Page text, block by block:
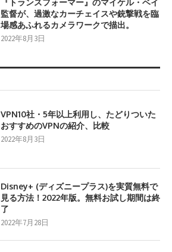
『トランスフォーマー』のマイケル・ベイ
監督が、過激なカーチェイスや銃撃戦を臨
場感あふれるカメラワークで描出。
2022年8月3日
VPN10社・5年以上利用し、たどりついた
おすすめのVPNの紹介、比較
2022年8月3日
Disney+ (ディズニープラス)を実質無料で
見る方法！2022年版。無料お試し期間は終
了
2022年7月28日